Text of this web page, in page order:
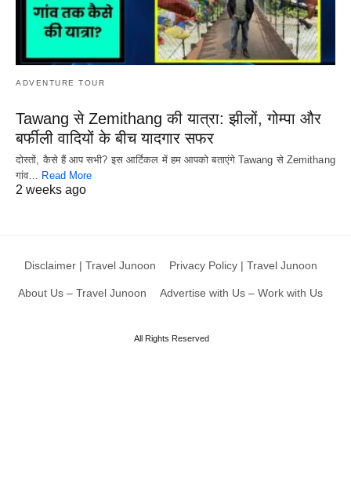
ADVENTURE TOUR
Tawang से Zemithang की यात्रा: झीलों, गोम्पा और
बर्फीली वादियों के बीच यादगार सफर
दोस्तों, कैसे हैं आप सभी? इस आर्टिकल में हम आपको बताएंगे Tawang से Zemithang
गांव… Read More
2 weeks ago
Disclaimer | Travel Junoon Privacy Policy | Travel Junoon
About Us – Travel Junoon Advertise with Us – Work with Us
All Rights Reserved